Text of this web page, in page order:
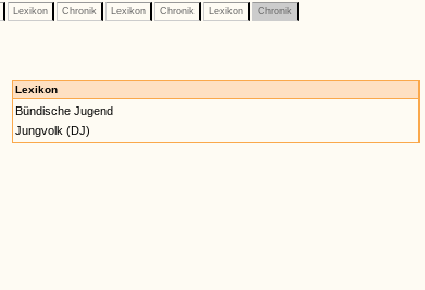
Lexikon Chronik Lexikon Chronik Lexikon Chronik
Lexikon
Bündische Jugend
Jungvolk (DJ)